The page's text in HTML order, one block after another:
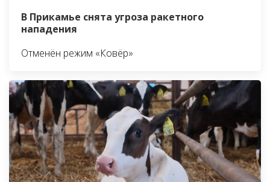
В Прикамье снята угроза ракетного
нападения
Отменён режим «Ковёр»